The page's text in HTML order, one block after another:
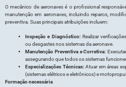
O mecânico de aeronaves é o profissional
manutenção em aeronaves, incluindo reparos,
preventiva. Suas principais atribuições incluem:
Inspeção e Diagnóstico: Realizar
ou desgastes nos sistemas da aeronave.
Manutenção Preventiva e Corretiva:
assegurando que todos os sistemas
Especializações Técnicas: Atuar em áreas
(sistemas elétricos e eletrônicos) e
Formação necessária